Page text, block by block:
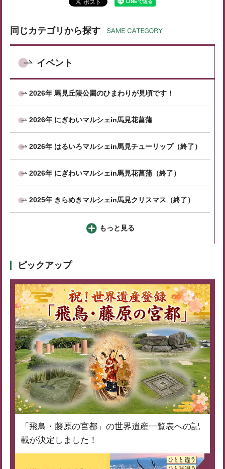
同じカテゴリから探す
イベント
2026年 馬見丘陵公園のひまわりが見頃です！
2026年 にぎわいマルシェin馬見花菖蒲
2026年 はるいろマルシェin馬見チューリップ（終了）
2026年 にぎわいマルシェin馬見花菖蒲（終了）
2025年 きらめきマルシェin馬見クリスマス（終了）
もっと見る
ピックアップ
「飛鳥・藤原の宮都」の世界遺産一覧表への記
載が決定しました！